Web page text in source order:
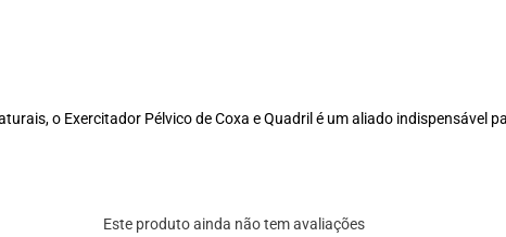
o Exercitador Pélvico de Coxa e Quadril é um aliado indispensável
Este produto ainda não tem avaliações